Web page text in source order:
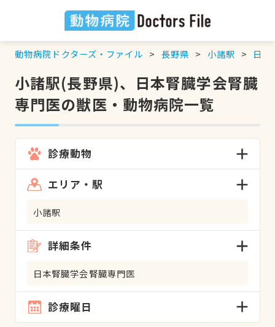
動物病院ドクターズ・ファイル 長野県 小諸駅 日本
小諸駅(長野県)、日本腎臓学会腎臓
専門医の獣医・動物病院一覧
診療動物
エリア・駅
小諸駅
詳細条件
日本腎臓学会腎臓専門医
診療曜日